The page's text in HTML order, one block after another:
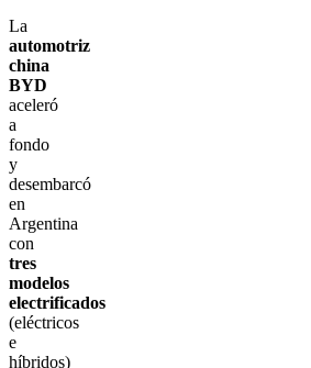
La
automotriz
china
BYD
aceleró
a
fondo
y
desembarcó
en
Argentina
con
tres
modelos
electrificados
(eléctricos
e
híbridos)